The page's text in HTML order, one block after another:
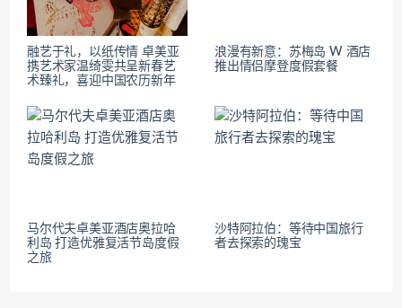
融艺于礼，以纸传情 卓美亚
携艺术家温绮雯共呈新春艺
术臻礼，喜迎中国农历新年
浪漫有新意：苏梅岛 W 酒店
推出情侣摩登度假套餐
马尔代夫卓美亚酒店奥拉哈
利岛 打造优雅复活节岛度假
之旅
沙特阿拉伯：等待中国旅行
者去探索的瑰宝